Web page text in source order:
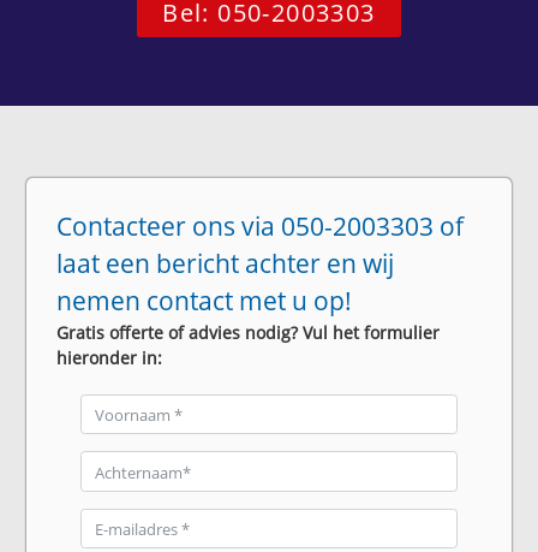
Bel: 050-2003303
Contacteer ons via 050-2003303 of
laat een bericht achter en wij
nemen contact met u op!
Gratis offerte of advies nodig? Vul het formulier
hieronder in: